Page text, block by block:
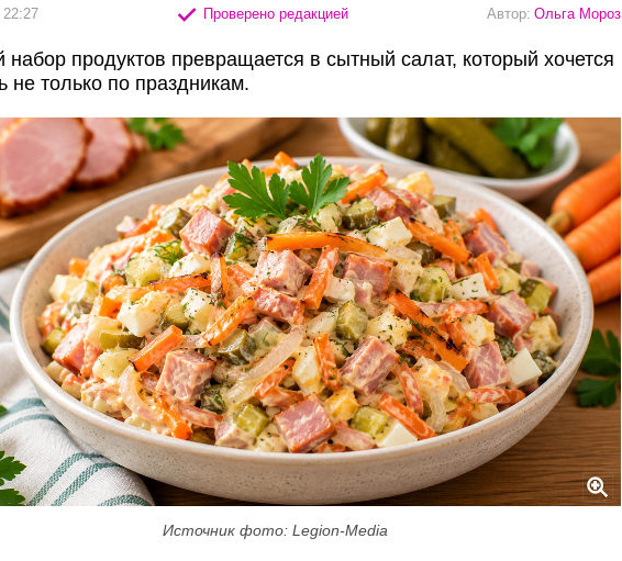
22:27 Проверено редакцией Автор: Ольга Мороз
набор продуктов превращается в сытный салат, который хочется
не только по праздникам.
Источник фото: Legion-Media